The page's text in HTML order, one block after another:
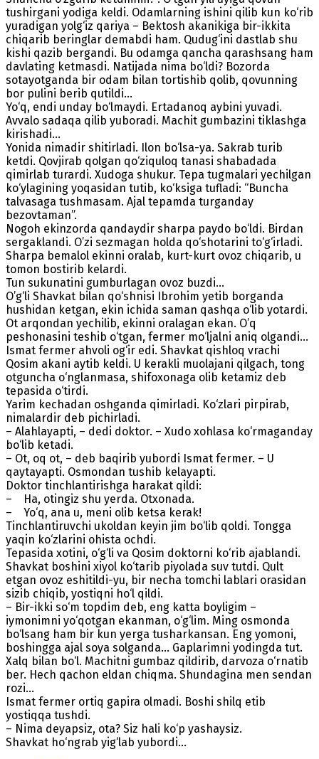
tushirgani yodiga keldi. Odamlarning ishini qilib kun ko‘rib
yuradigan yolg‘iz qariya – Bektosh akanikiga bir-ikkita
chiqarib beringlar demabdi ham. Qudug‘ini dastlab shu
kishi qazib bergandi. Bu odamga qancha qarashsang ham
davlating ketmasdi. Natijada nima bo‘ldi? Bozorda
sotayotganda bir odam bilan tortishib qolib, qovunning
bor pulini berib qutildi...
Yo‘q, endi unday bo‘lmaydi. Ertadanoq aybini yuvadi.
Avvalo sadaqa qilib yuboradi. Machit gumbazini tiklashga
kirishadi...
Yonida nimadir shitirladi. Ilon bo‘lsa-ya. Sakrab turib
ketdi. Qovjirab qolgan qo‘ziquloq tanasi shabadada
qimirlab turardi. Xudoga shukur. Tepa tugmalari yechilgan
ko‘ylagining yoqasidan tutib, ko‘ksiga tufladi: “Buncha
talvasaga tushmasam. Ajal tepamda turganday
bezovtaman”.
Nogoh ekinzorda qandaydir sharpa paydo bo‘ldi. Birdan
sergaklandi. O’zi sezmagan holda qo‘shotarini to‘g‘irladi.
Sharpa bemalol ekinni oralab, kurt-kurt ovoz chiqarib, u
tomon bostirib kelardi.
Tun sukunatini gumburlagan ovoz buzdi...
O’g‘li Shavkat bilan qo‘shnisi Ibrohim yetib borganda
hushidan ketgan, ekin ichida saman qashqa o‘lib yotardi.
Ot arqondan yechilib, ekinni oralagan ekan. O’q
peshonasini teshib o‘tgan, fermer mo‘ljalni aniq olgandi...
Ismat fermer ahvoli og‘ir edi. Shavkat qishloq vrachi
Qosim akani aytib keldi. U kerakli muolajani qilgach, tong
otguncha o‘nglanmasa, shifoxonaga olib ketamiz deb
tepasida o‘tirdi.
Yarim kechadan oshganda qimirladi. Ko‘zlari pirpirab,
nimalardir deb pichirladi.
– Alahlayapti, – dedi doktor. – Xudo xohlasa ko‘rmaganday
bo‘lib ketadi.
– Ot, oq ot, – deb baqirib yubordi Ismat fermer. – U
qaytayapti. Osmondan tushib kelayapti.
Doktor tinchlantirishga harakat qildi:
– Ha, otingiz shu yerda. Otxonada.
– Yo‘q, ana u, meni olib ketsa kerak!
Tinchlantiruvchi ukoldan keyin jim bo‘lib qoldi. Tongga
yaqin ko‘zlarini ohista ochdi.
Tepasida xotini, o‘g‘li va Qosim doktorni ko‘rib ajablandi.
Shavkat boshini xiyol ko‘tarib piyolada suv tutdi. Qult
etgan ovoz eshitildi-yu, bir necha tomchi lablari orasidan
sizib chiqib, yostiqni ho‘l qildi.
– Bir-ikki so‘m topdim deb, eng katta boyligim –
iymonimni yo‘qotgan ekanman, o‘g‘lim. Ming osmonda
bo‘lsang ham bir kun yerga tusharkansan. Eng yomoni,
boshingga ajal soya solganda... Gaplarimni yodingda tut.
Xalq bilan bo‘l. Machitni gumbaz qildirib, darvoza o‘rnatib
ber. Hech qachon eldan chiqma. Shundagina men sendan
rozi...
Ismat fermer ortiq gapira olmadi. Boshi shilq etib
yostiqqa tushdi.
– Nima deyapsiz, ota? Siz hali ko‘p yashaysiz.
Shavkat ho‘ngrab yig‘lab yubordi...